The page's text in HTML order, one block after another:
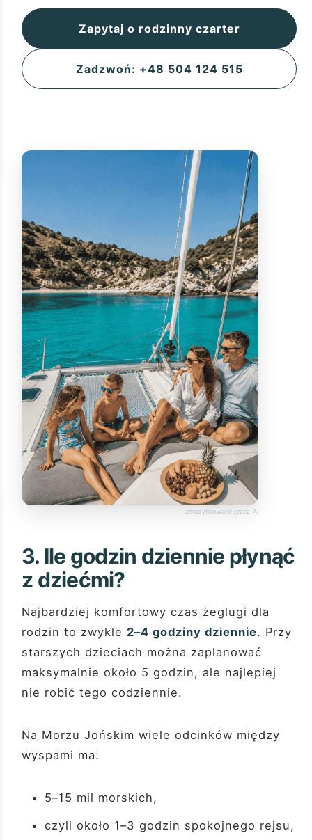
Zapytaj o rodzinny czarter
Zadzwoń: +48 504 124 515
3. Ile godzin dziennie płynąć
z dziećmi?
Najbardziej komfortowy czas żeglugi dla
rodzin to zwykle 2–4 godziny dziennie. Przy
starszych dzieciach można zaplanować
maksymalnie około 5 godzin, ale najlepiej
nie robić tego codziennie.
Na Morzu Jońskim wiele odcinków między
wyspami ma:
5–15 mil morskich,
czyli około 1–3 godzin spokojnego rejsu,